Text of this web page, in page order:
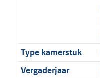
Type kamerstuk
Vergaderjaar